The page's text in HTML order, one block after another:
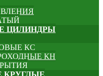
ЦИЛИНДРЫ
КС
КН
КРУГЛЫЕ